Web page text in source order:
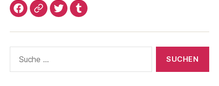
Facebook
Google+TwitterTumblr
nach: